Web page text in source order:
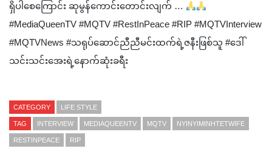
ရှိပါစေကြောင်း ဆုမွန်ကောင်းတောင်းလျက် …
#MediaQueenTV #MQTV #RestInPeace #RIP #MQTVInterview
#MQTVNews #သရုပ်ဆောင်ညီညီမင်းထက်ရဲ့ဇနီးဖြစ်သူ #ဒေါ်
သင်းသင်းအေးရဲ့နောက်ဆုံးခရီး
CATEGORY LIFE STYLE
TAG INTERVIEW MEDIAQUEENTV MQTV NYINYIMINHTETWIFE
RESTINPEACE RIP